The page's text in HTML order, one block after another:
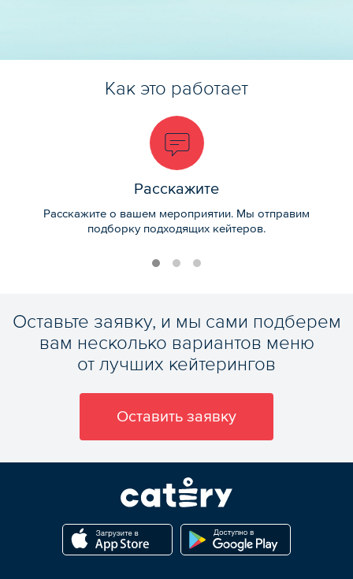
Как это работает
Расскажите
Расскажите о вашем мероприятии. Мы отправим
подборку подходящих кейтеров.
Оставьте заявку, и мы сами подберем
вам несколько вариантов меню
от лучших кейтерингов
Оставить заявку